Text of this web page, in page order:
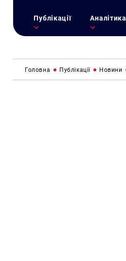
Публікації Аналітика
Головна Публікації Новини